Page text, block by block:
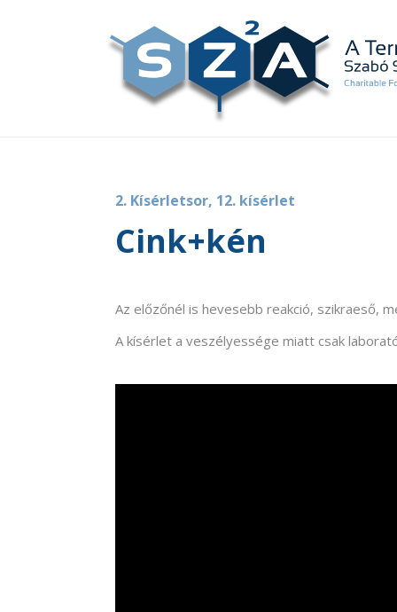
2. Kísérletsor, 12. kísérlet
Cink+kén
Az előzőnél is hevesebb reakció, szikraeső,
A kísérlet a veszélyessége miatt csak